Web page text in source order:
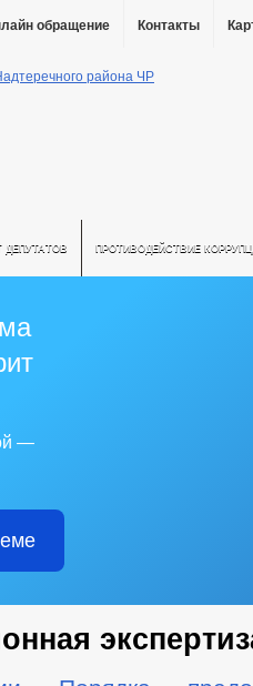
обращение Контакты
ДЕПУТАТОВ ПРОТИВОДЕЙСТВИЕ
—